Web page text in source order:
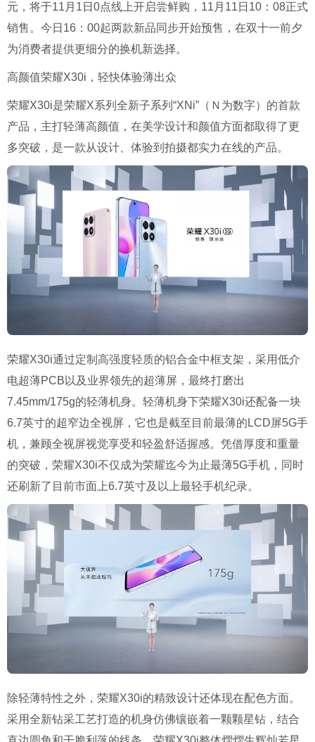
元，将于11月1日0点线上开启尝鲜购，11月11日10：08正式
销售。今日16：00起两款新品同步开始预售，在双十一前夕
为消费者提供更细分的换机新选择。
高颜值荣耀X30i，轻快体验薄出众
荣耀X30i是荣耀X系列全新子系列“XNi”（Ｎ为数字）的首款
产品，主打轻薄高颜值，在美学设计和颜值方面都取得了更
多突破，是一款从设计、体验到拍摄都实力在线的产品。
荣耀X30i通过定制高强度轻质的铝合金中框支架，采用低介
电超薄PCB以及业界领先的超薄屏，最终打磨出
7.45mm/175g的轻薄机身。轻薄机身下荣耀X30i还配备一块
6.7英寸的超窄边全视屏，它也是截至目前最薄的LCD屏5G手
机，兼顾全视屏视觉享受和轻盈舒适握感。凭借厚度和重量
的突破，荣耀X30i不仅成为荣耀迄今为止最薄5G手机，同时
还刷新了目前市面上6.7英寸及以上最轻手机纪录。
除轻薄特性之外，荣耀X30i的精致设计还体现在配色方面。
采用全新钻采工艺打造的机身仿佛镶嵌着一颗颗星钻，结合